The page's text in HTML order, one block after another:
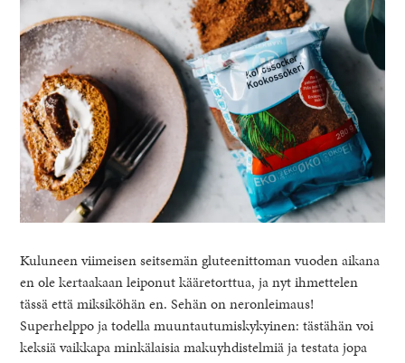
Kuluneen viimeisen seitsemän gluteenittoman vuoden aikana
en ole kertaakaan leiponut kääretorttua, ja nyt ihmettelen
tässä että miksiköhän en. Sehän on neronleimaus!
Superhelppo ja todella muuntautumiskykyinen: tästähän voi
keksiä vaikkapa minkälaisia makuyhdistelmiä ja testata jopa